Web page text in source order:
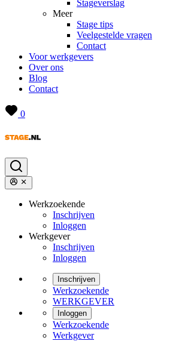
Stageverslag
Meer
Stage tips
Veelgestelde vragen
Contact
Voor werkgevers
Over ons
Blog
Contact
0
Werkzoekende
Inschrijven
Inloggen
Werkgever
Inschrijven
Inloggen
Inschrijven
Werkzoekende
WERKGEVER
Inloggen
Werkzoekende
Werkgever